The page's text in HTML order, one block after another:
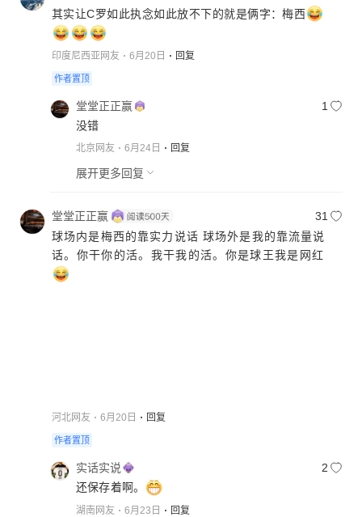
其实让C罗如此执念如此放不下的就是俩字：梅西
印度尼西亚网友 6月20日 回复
作者置顶
堂堂正正赢
1
没错
北京网友 6月24日 回复
展开更多回复
堂堂正正赢
31
球场内是梅西的靠实力说话 球场外是我的靠流量说
河北网友 6月20日 回复
作者置顶
实话实说
2
还保存着啊。
湖南网友 6月23日 回复